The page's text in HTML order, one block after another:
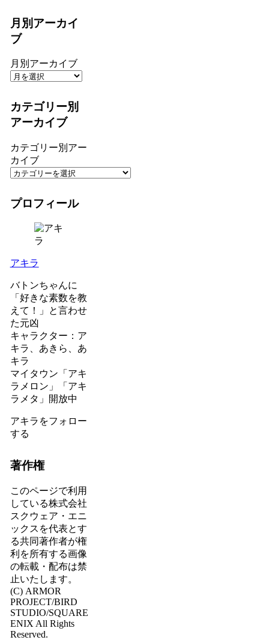
月別アーカイ
ブ
月別アーカイブ
カテゴリー別
アーカイブ
カテゴリー別アー
カイブ
プロフィール
アキラ
バトンちゃんに
「好きな素数を教
えて！」と言わせ
た元凶
キャラクター：ア
キラ、あきら、あ
キラ
マイタウン「アキ
ラメロン」「アキ
ラメタ」開放中
アキラをフォロー
する
著作権
このページで利用
している株式会社
スクウェア・エニ
ックスを代表とす
る共同著作者が権
利を所有する画像
の転載・配布は禁
止いたします。
(C) ARMOR
PROJECT/BIRD
STUDIO/SQUARE
ENIX All Rights
Reserved.